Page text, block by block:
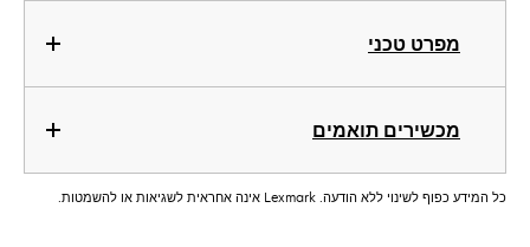
מפרט טכני
מכשירים תואמים
כל המידע כפוף לשינוי ללא הודעה. Lexmark אינה אחראית לשגיאות או להשמטות.